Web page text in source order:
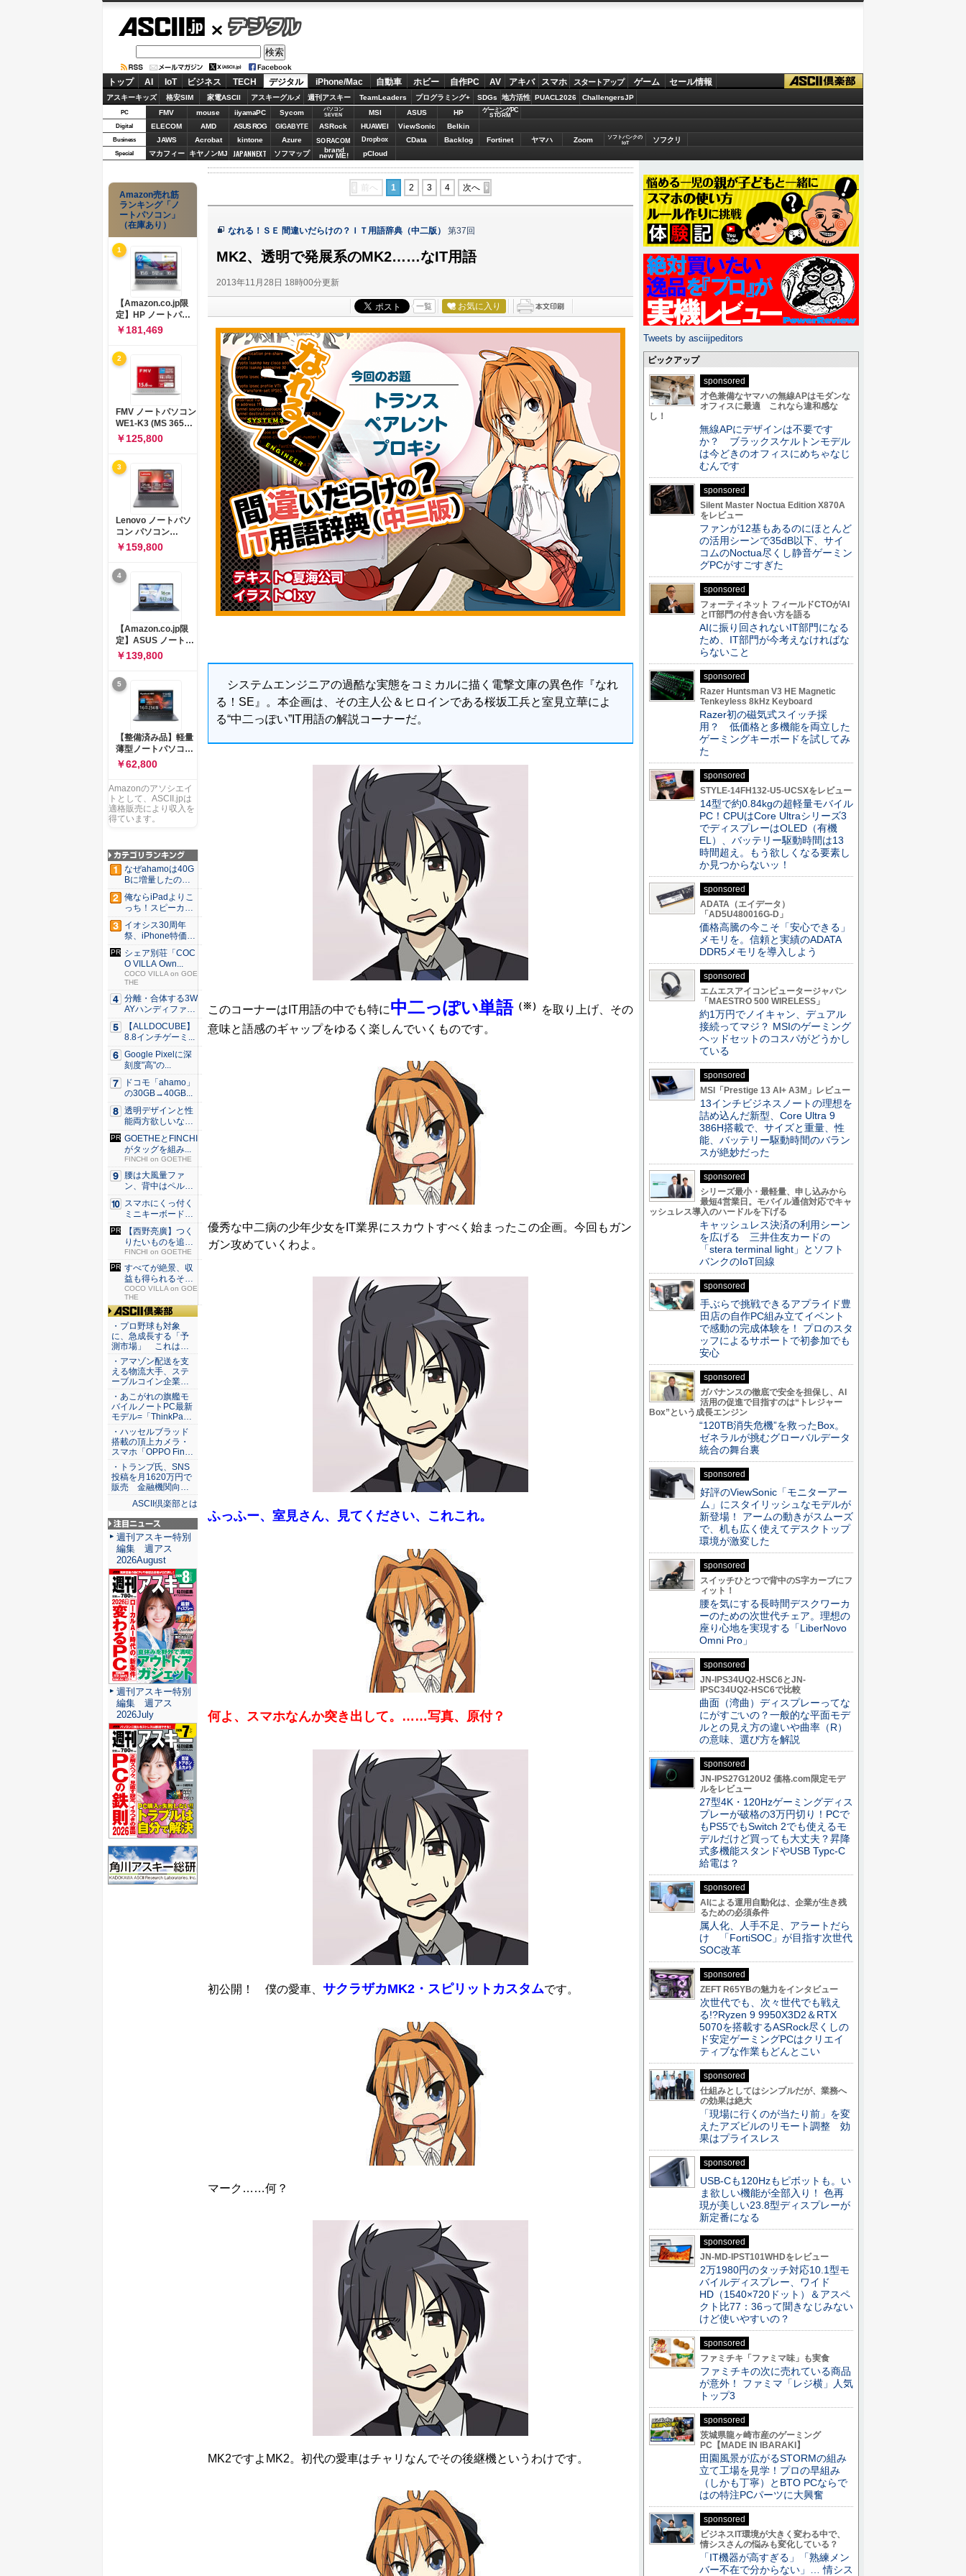
デジタル
トップ AI IoT ビジネス TECH デジタル iPhone/Mac 自動車 ホビー 自作PC AV アキバ スマホ スタートアップ ゲーム セール情報
アスキーキッズ 格安SIM 家電ASCII アスキーグルメ 週刊アスキー TeamLeaders プログラミング+ SDGs 地方活性 PUACL2026 ChallengersJP
PC FMV mouse iiyamaPC Sycom
パソコン
SEVEN
MSI ASUS HP ゲーミングPC
STORM
Digital ELECOM AMD ASUS ROG GIGABYTE ASRock HUAWEI ViewSonic Belkin
Business JAWS Acrobat kintone Azure SORACOM Dropbox CData Backlog Fortinet ヤマハ Zoom
ソフトバンクの
IoT
ソフクリ
Special マカフィー キヤノンMJ JAPANNEXT ソフマップ brand
new ME! pCloud
前へ 1 2 3 4 次へ
なれる！ＳＥ 間違いだらけの？ＩＴ用語辞典（中二版） 第37回
MK2、透明で発展系のMK2……なIT用語
2013年11月28日 18時00分更新
一覧 お気に入り
システムエンジニアの過酷な実態をコミカルに描く電撃文庫の異色作『なれ
る！SE』。本企画は、その主人公＆ヒロインである桜坂工兵と室見立華によ
る“中二っぽい”IT用語の解説コーナーだ。
このコーナーはIT用語の中でも特に中二っぽい単語（※）
を取り上げ、その
意味と語感のギャップをゆるく楽しんでいくものです。
優秀な中二病の少年少女をIT業界にスカウトすべく始まったこの企画。今回もガン
ガン攻めていくわよ。
ふっふー、室見さん、見てください、これこれ。
何よ、スマホなんか突き出して。……写真、原付？
初公開！ 僕の愛車、 サクラザカMK2・スピリットカスタムです。
マーク……何？
MK2ですよMK2。初代の愛車はチャリなんでその後継機というわけです。
Amazon売れ筋
ランキング「ノ
ートパソコン」
（在庫あり）
1
【Amazon.co.jp限
定】HP ノートパソ
コン 15-fd 15.6イン
チ インテル Core 5
120U メモリ16GB
SSD512GB
Windows 11
Microsoft Office
2024搭載 WPS
Office搭載 カメラシ
ャッター 指紋認証 薄
型 Copilotキー搭載
ナチュラルシルバー
￥181,469
2
FMV ノートパソコン
WE1-K3 (MS 365
Personal/Copilotキ
ー搭載/Win 11/15.6
型/Core
i5/16GB/SSD
512GB/ホワイト)
FMVWK3E15W_AZ
￥125,800
3
Lenovo ノートパソ
コン パソコン
IdeaPad Slim 3 14.0
インチ AMD
Ryzen™ 5 8640HS
メモリ16GB
SSD512GB
Microsoft 365 試用
版 Windows11 バッ
テリー駆動12.6時間
重量1.39kg ルナグレ
ー 83K9003JJP ノー
トPC
￥159,800
4
【Amazon.co.jp限
定】ASUS ノートパ
ソコン Vivobook 15
M1502NAQ 15.6イ
ンチ AMD Ryzen 7
170 メモリ16GB
SSD 512GB
Microsoft 365
Personal (24か月版)
搭載 Windows 11 重
量1.7kg Wi-Fi 6E ク
ワイエットブルー
M1502NAQ-
￥139,800
5
【整備済み品】軽量
薄型ノートパソコン
dynabook G83 ■
13.3型
FHD(1920x1080) -
高性能第11世代Core
i5-1135G7 - メモリ
16GB - SSD 256GB
USB Type-C - MS
Office 2021 - Win11
搭載
￥62,800
Amazonのアソシエイ
トとして、ASCII.jpは
適格販売により収入を
得ています。
なぜahamoは40G
Bに増量したの
か ...
俺ならiPadよりこ
っち！スピーカー
9個...
イオシス30周年
祭、iPhone特価品
を...
シェア別荘「COC
O VILLA Own...
COCO VILLA on GOE
THE
分離・合体する3W
AYハンディファ
ン。置...
【ALLDOCUBE】
8.8インチゲーミ...
Google Pixelに深
刻度"高"の...
ドコモ「ahamo」
の30GB→40GB...
透明デザインと性
能両方欲しいな
ら。LDA...
GOETHEとFINCHI
がタッグを組み...
FINCHI on GOETHE
腰は大風量ファ
ン、背中はペルチ
ェ冷却。ダ...
スマホにくっ付く
ミニキーボード！
触ってわ...
【西野亮廣】つく
りたいものを追求
できる環...
FINCHI on GOETHE
すべてが絶景、収
益も得られるその
仕組みと...
COCO VILLA on GOE
THE
ASCII倶楽部
・プロ野球も対象
に、急成長する「予
測市場」 これは…
・アマゾン配送を支
える物流大手、ステ
ーブルコイン企業…
・あこがれの旗艦モ
バイルノートPC最新
モデル=「ThinkPa…
・ハッセルブラッド
搭載の頂上カメラ・
スマホ「OPPO Fin…
・トランプ氏、SNS
投稿を月1620万円で
販売 金融機関向…
ASCII倶楽部とは
注目ニュース
週刊アスキー特別
編集 週アス
2026August
週刊アスキー特別
編集 週アス
2026July
Tweets by asciijpeditors
ピックアップ
sponsored
才色兼備なヤマハの無線APはモダンな
オフィスに最適 これなら違和感な
し！
無線APにデザインは不要です
か？ ブラックスケルトンモデル
は今どきのオフィスにめちゃなじ
むんです
sponsored
Silent Master Noctua Edition X870A
をレビュー
ファンが12基もあるのにほとんど
の活用シーンで35dB以下、サイ
コムのNoctua尽くし静音ゲーミン
グPCがすごすぎた
sponsored
フォーティネット フィールドCTOがAI
とIT部門の付き合い方を語る
AIに振り回されないIT部門になる
ため、IT部門が今考えなければな
らないこと
sponsored
Razer Huntsman V3 HE Magnetic
Tenkeyless 8kHz Keyboard
Razer初の磁気式スイッチ採
用？ 低価格と多機能を両立した
ゲーミングキーボードを試してみ
た
sponsored
STYLE-14FH132-U5-UCSXをレビュー
14型で約0.84kgの超軽量モバイル
PC！CPUはCore Ultraシリーズ3
でディスプレーはOLED（有機
EL）、バッテリー駆動時間は13
時間超え。もう欲しくなる要素し
か見つからないッ！
sponsored
ADATA（エイデータ）
「AD5U480016G-D」
価格高騰の今こそ「安心できる」
メモリを。信頼と実績のADATA
DDR5メモリを導入しよう
sponsored
エムエスアイコンピュータージャパン
「MAESTRO 500 WIRELESS」
約1万円でノイキャン、デュアル
接続ってマジ？ MSIのゲーミング
ヘッドセットのコスパがどうかし
ている
sponsored
MSI「Prestige 13 AI+ A3M」レビュー
13インチビジネスノートの理想を
詰め込んだ新型、Core Ultra 9
386H搭載で、サイズと重量、性
能、バッテリー駆動時間のバラン
スが絶妙だった
sponsored
シリーズ最小・最軽量、申し込みから
最短4営業日。モバイル通信対応でキャ
ッシュレス導入のハードルを下げる
キャッシュレス決済の利用シーン
を広げる 三井住友カードの
「stera terminal light」とソフト
バンクのIoT回線
sponsored
手ぶらで挑戦できるアプライド豊
田店の自作PC組み立てイベント
で感動の完成体験を！ プロのスタ
ッフによるサポートで初参加でも
安心
sponsored
ガバナンスの徹底で安全を担保し、AI
活用の促進で目指すのは“トレジャー
Box”という成長エンジン
“120TB消失危機”を救ったBox。
ゼネラルが挑むグローバルデータ
統合の舞台裏
sponsored
好評のViewSonic「モニターアー
ム」にスタイリッシュなモデルが
新登場！ アームの動きがスムーズ
で、机も広く使えてデスクトップ
環境が激変した
sponsored
スイッチひとつで背中のS字カーブにフ
ィット！
腰を気にする長時間デスクワーカ
ーのための次世代チェア。理想の
座り心地を実現する「LiberNovo
Omni Pro」
sponsored
JN-IPS34UQ2-HSC6とJN-
IPSC34UQ2-HSC6で比較
曲面（湾曲）ディスプレーってな
にがすごいの？一般的な平面モデ
ルとの見え方の違いや曲率（R）
の意味、選び方を解説
sponsored
JN-IPS27G120U2 価格.com限定モデ
ルをレビュー
27型4K・120Hzゲーミングディス
プレーが破格の3万円切り！PCで
もPS5でもSwitch 2でも使えるモ
デルだけど買っても大丈夫？昇降
式多機能スタンドやUSB Typc-C
給電は？
sponsored
AIによる運用自動化は、企業が生き残
るための必須条件
属人化、人手不足、アラートだら
け 「FortiSOC」が目指す次世代
SOC改革
sponsored
ZEFT R65YBの魅力をインタビュー
次世代でも、次々世代でも戦え
る!?Ryzen 9 9950X3D2＆RTX
5070を搭載するASRock尽くしの
ド安定ゲーミングPCはクリエイ
ティブな作業もどんとこい
sponsored
仕組みとしてはシンプルだが、業務へ
の効果は絶大
「現場に行くのが当たり前」を変
えたアズビルのリモート調整 効
果はプライスレス
sponsored
USB-Cも120Hzもピボットも。い
ま欲しい機能が全部入り！ 色再
現が美しい23.8型ディスプレーが
新定番になる
sponsored
JN-MD-IPST101WHDをレビュー
2万1980円のタッチ対応10.1型モ
バイルディスプレー、ワイド
HD（1540×720ドット）＆アスペ
クト比77：36って聞きなじみない
けど使いやすいの？
sponsored
ファミチキ「ファミマ味」も実食
ファミチキの次に売れている商品
が意外！ ファミマ「レジ横」人気
トップ3
sponsored
茨城県龍ヶ崎市産のゲーミング
PC【MADE IN IBARAKI】
田園風景が広がるSTORMの組み
立て工場を見学！プロの早組み
（しかも丁寧）とBTO PCならで
はの特注PCパーツに大興奮
sponsored
ビジネスIT環境が大きく変わる中で、
情シスさんの悩みも変化している？
「IT機器が高すぎる」「熟練メン
バー不在で分からない」… 情シス